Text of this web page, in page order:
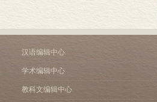
汉语编辑中心
学术编辑中心
教科文编辑中心